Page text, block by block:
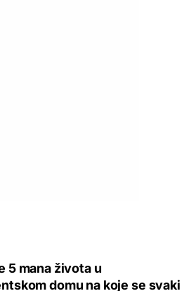
5 mana života u
domu na koje se svaki